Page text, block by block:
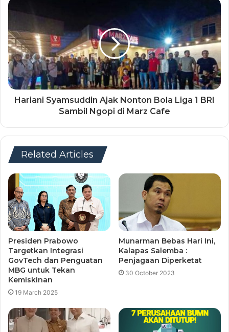
Hariani Syamsuddin Ajak Nonton Bola Liga 1 BRI
Sambil Ngopi di Marz Cafe
Related Articles
Presiden Prabowo
Targetkan Integrasi
GovTech dan Penguatan
MBG untuk Tekan
Kemiskinan
19 March 2025
Munarman Bebas Hari Ini,
Kalapas Salemba :
Penjagaan Diperketat
30 October 2023